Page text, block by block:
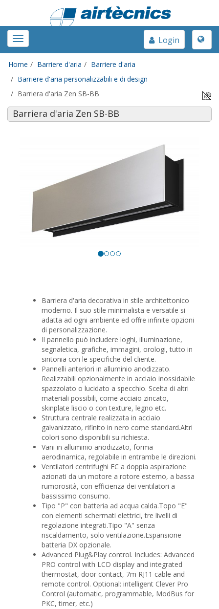
Toggle
navigation
Toggle
Login
Home Barriere d'aria
Barriere d'aria
Barriere d'aria personalizzabili e di design
Barriera d'aria Zen SB-BB
Barriera d'aria Zen SB-BB
Barriera d'aria decorativa in stile architettonico
moderno. Il suo stile minimalista e versatile si
adatta ad ogni ambiente ed offre infinite opzioni
di personalizzazione.
Il pannello può includere loghi, illuminazione,
segnaletica, grafiche, immagini, orologi, tutto in
sintonia con le specifiche del cliente.
Pannelli anteriori in alluminio anodizzato.
Realizzabili opzionalmente in acciaio inossidabile
spazzolato o lucidato a specchio. Scelta di altri
materiali possibili, come acciaio zincato,
skinplate liscio o con texture, legno etc.
Struttura centrale realizzata in acciaio
galvanizzato, rifinito in nero come standard.Altri
colori sono disponibili su richiesta.
Vani in alluminio anodizzato, forma
aerodinamica, regolabile in entrambe le direzioni.
Ventilatori centrifughi EC a doppia aspirazione
azionati da un motore a rotore esterno, a bassa
rumorosità, con efficienza dei ventilatori a
bassissimo consumo.
Tipo "P" con batteria ad acqua calda.Topo "E"
con elementi schermati elettrici, tre livelli di
regolazione integrati.Tipo "A" senza
riscaldamento, solo ventilazione.Espansione
batteria DX opzionale.
Advanced Plug&Play control. Includes: Advanced
PRO control with LCD display and integrated
thermostat, door contact, 7m RJ11 cable and
remote control. Optional: intelligent Clever Pro
Control (automatic, programmable, ModBus for
PKC, timer, etc.)